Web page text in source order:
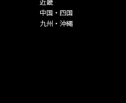
近畿
中国・四国
九州・沖縄